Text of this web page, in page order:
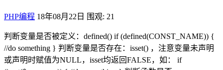
PHP编程 18年08月22日 围观: 21
判断变量是否被定义：defined() if (defined(CONST_NAME)) {
//do something } 判断变量是否存在：isset() ，注意变量未声明
或声明时赋值为NULL，isset均返回FALSE，如： if